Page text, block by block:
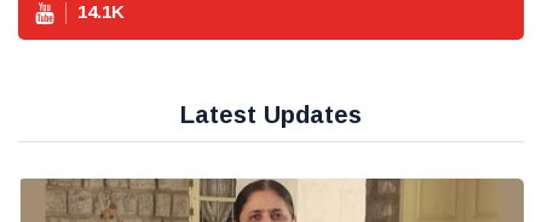
14.1K
Latest Updates